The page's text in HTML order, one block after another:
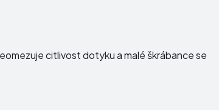
citlivost dotyku a malé škrábance se